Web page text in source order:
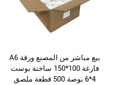
بيع مباشر من المصنع ورقة A6
فارغة 100*150 ساخنة بوست
4*6 بوصة 500 قطعة ملصق